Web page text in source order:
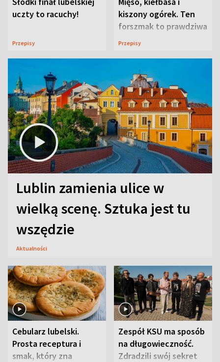
uczty to racuchy!
Przepisy
kiszony ogórek. Ten
forszmak to prawdziwa
uczta
Przepisy
Lublin zamienia ulice w
wielką scenę. Sztuka jest tu
wszędzie
Aktualności
Cebularz lubelski.
Prosta receptura i
smak, który zna
Zespół KSU ma sposób
na długowieczność.
Zdradzili swój sekret